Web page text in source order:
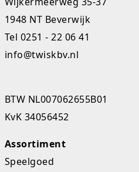
1948 NT Beverwijk
Tel 0251 - 22 06 41
info@twiskbv.nl
BTW NL007062655B01
KvK 34056452
Assortiment
Speelgoed